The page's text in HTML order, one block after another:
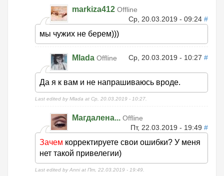
markiza412 Offline
Ср, 20.03.2019 - 09:24 #
мы чужих не берем)))
Mlada Offline Ср, 20.03.2019 - 10:27 #
Да я к вам и не напрашиваюсь вроде.
Last edited by Mlada at Ср, 20.03.2019 - 10:27.
Магдалена... Offline
Пт, 22.03.2019 - 19:49 #
Зачем корректируете свои ошибки? У меня
нет такой привелегии)
Last edited by Anni at Пт, 22.03.2019 - 19:49.